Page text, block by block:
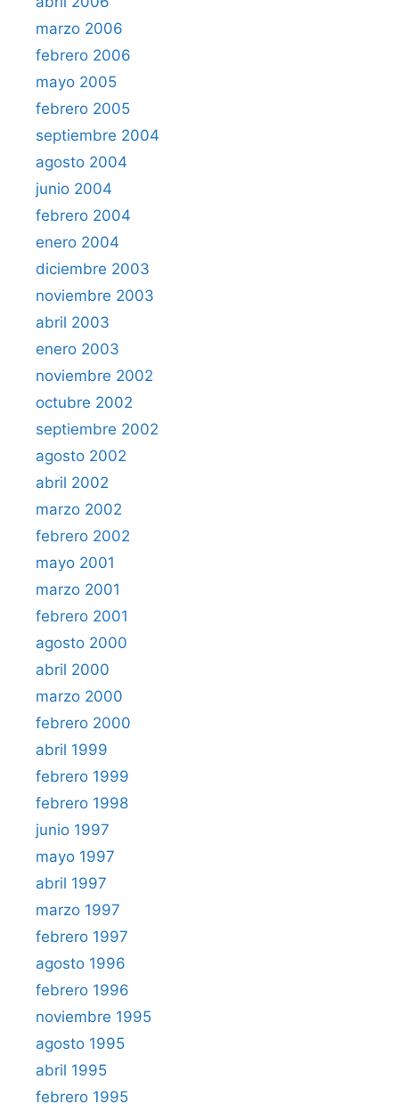
marzo 2006
febrero 2006
mayo 2005
febrero 2005
septiembre 2004
agosto 2004
junio 2004
febrero 2004
enero 2004
diciembre 2003
noviembre 2003
abril 2003
enero 2003
noviembre 2002
octubre 2002
septiembre 2002
agosto 2002
abril 2002
marzo 2002
febrero 2002
mayo 2001
marzo 2001
febrero 2001
agosto 2000
abril 2000
marzo 2000
febrero 2000
abril 1999
febrero 1999
febrero 1998
junio 1997
mayo 1997
abril 1997
marzo 1997
febrero 1997
agosto 1996
febrero 1996
noviembre 1995
agosto 1995
abril 1995
febrero 1995